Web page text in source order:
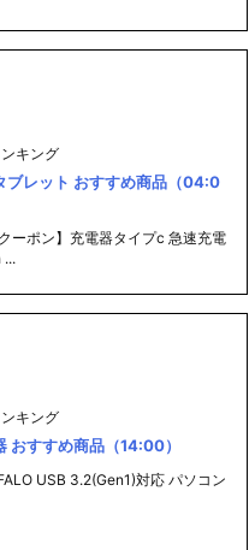
キング
ブレット おすすめ商品（04:0
ーポン】充電器タイプc 急速充電
キング
おすすめ商品（14:00）
USB 3.2(Gen1)対応 パソコン